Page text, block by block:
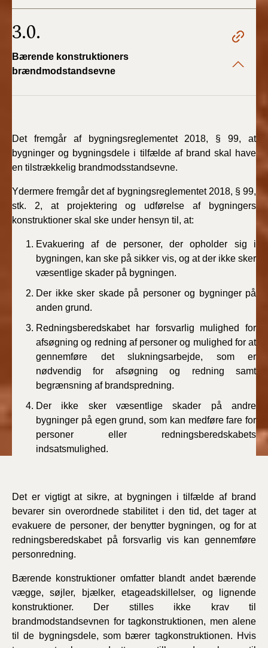
BR15 (2015-2018)
Tidligere BR (1961-
3.0.
Bærende konstruktioners
brændmodstandsevne
Det fremgår af bygningsreglementet 2018, § 99, at
bygninger og bygningsdele i tilfælde af brand skal have
en tilstrækkelig brandmodsstandsevne.
Ydermere fremgår det af bygningsreglementet 2018, § 99,
stk. 2, at projektering og udførelse af bygningers
konstruktioner skal ske under hensyn til, at:
Evakuering af de personer, der opholder sig i
bygningen, kan ske på sikker vis, og at der ikke sker
væsentlige skader på bygningen.
Der ikke sker skade på personer og bygninger på
anden grund.
Redningsberedskabet har forsvarlig mulighed for
afsøgning og redning af personer og mulighed for at
gennemføre det slukningsarbejde, som er
nødvendig for afsøgning og redning samt
begrænsning af brandspredning.
Der ikke sker væsentlige skader på andre
bygninger på egen grund, som kan medføre fare for
personer eller redningsberedskabets
indsatsmulighed.
Det er vigtigt at sikre, at bygningen i tilfælde af brand
bevarer sin overordnede stabilitet i den tid, det tager at
evakuere de personer, der benytter bygningen, og for at
redningsberedskabet på forsvarlig vis kan gennemføre
personredning.
Bærende konstruktioner omfatter blandt andet bærende
vægge, søjler, bjælker, etageadskillelser, og lignende
konstruktioner. Der stilles ikke krav til
brandmodstandsevnen for tagkonstruktionen, men alene
til de bygningsdele, som bærer tagkonstruktionen. Hvis